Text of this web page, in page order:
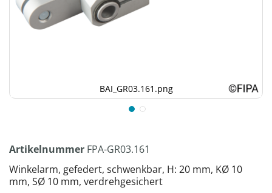
BAI_GR03.161.png
Artikelnummer FPA-GR03.161
Winkelarm, gefedert, schwenkbar, H: 20 mm, KØ 10
mm, SØ 10 mm, verdrehgesichert